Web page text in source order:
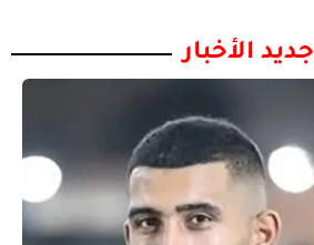
جديد الأخبار